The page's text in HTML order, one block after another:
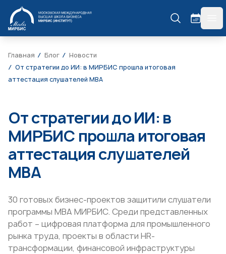
МИРБИС
Главная Блог
Новости
От стратегии до ИИ: в МИРБИС прошла итоговая
аттестация слушателей MBA
От стратегии до ИИ: в
МИРБИС прошла итоговая
аттестация слушателей
MBA
30 готовых бизнес-проектов защитили слушатели
программы MBA МИРБИС. Среди представленных
работ – цифровая платформа для промышленного
рынка труда, проекты в области HR-
трансформации, финансовой инфраструктуры